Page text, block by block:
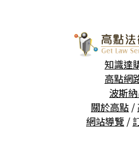
知識達
高點網
波斯
關於高點 /
網站導覽 /